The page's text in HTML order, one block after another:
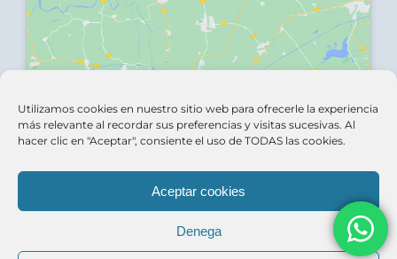
Utilizamos cookies en nuestro sitio web para ofrecerle la experiencia
más relevante al recordar sus preferencias y visitas sucesivas. Al
hacer clic en "Aceptar", consiente el uso de TODAS las cookies.
Aceptar cookies
Denega
marketing y activar este contenido